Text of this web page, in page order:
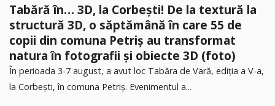
Tabără în… 3D, la Corbești! De la textură la
structură 3D, o săptămână în care 55 de
copii din comuna Petriș au transformat
natura în fotografii și obiecte 3D (foto)
În perioada 3-7 august, a avut loc Tabăra de Vară, ediția a V-a,
la Corbești, în comuna Petriș. Evenimentul a...